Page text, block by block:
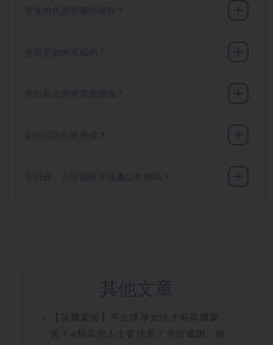
【荷爾蒙斑】不止懷孕女性才有荷爾蒙
斑！4類高危人士要注意！分折成因、種